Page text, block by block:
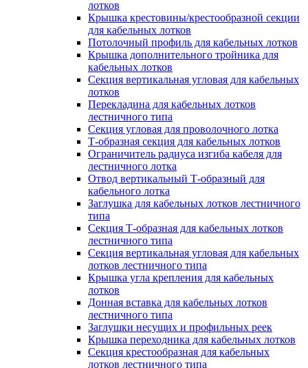
лотков
Крышка крестовины/крестообразной секции
для кабельных лотков
Потолочный профиль для кабельных лотков
Крышка дополнительного тройника для
кабельных лотков
Секция вертикальная угловая для кабельных
лотков
Перекладина для кабельных лотков
лестничного типа
Секция угловая для проволочного лотка
Т-образная секция для кабельных лотков
Ограничитель радиуса изгиба кабеля для
лестничного лотка
Отвод вертикальный Т-образный для
кабельного лотка
Заглушка для кабельных лотков лестничного
типа
Секция Т-образная для кабельных лотков
лестничного типа
Секция вертикальная угловая для кабельных
лотков лестничного типа
Крышка угла крепления для кабельных
лотков
Донная вставка для кабельных лотков
лестничного типа
Заглушки несущих и профильных реек
Крышка переходника для кабельных лотков
Секция крестообразная для кабельных
лотков лестничного типа